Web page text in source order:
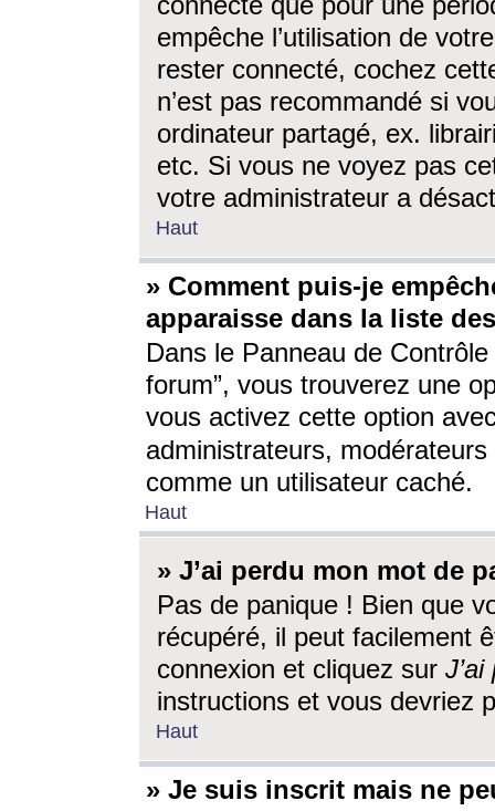
empêche l’utilisation de
rester connecté, cochez
n’est pas recommandé si
ordinateur partagé, ex.
etc. Si vous ne voyez pas
votre administrateur a
Haut
» Comment puis-je
apparaisse dans la liste
Dans le Panneau de
forum”, vous trouverez une
vous activez cette option
administrateurs,
comme un utilisateur caché.
Haut
» J’ai perdu mon mot de
Pas de panique ! Bien que
récupéré, il peut facilement
connexion et cliquez sur
instructions et vous devriez
Haut
» Je suis inscrit mais ne